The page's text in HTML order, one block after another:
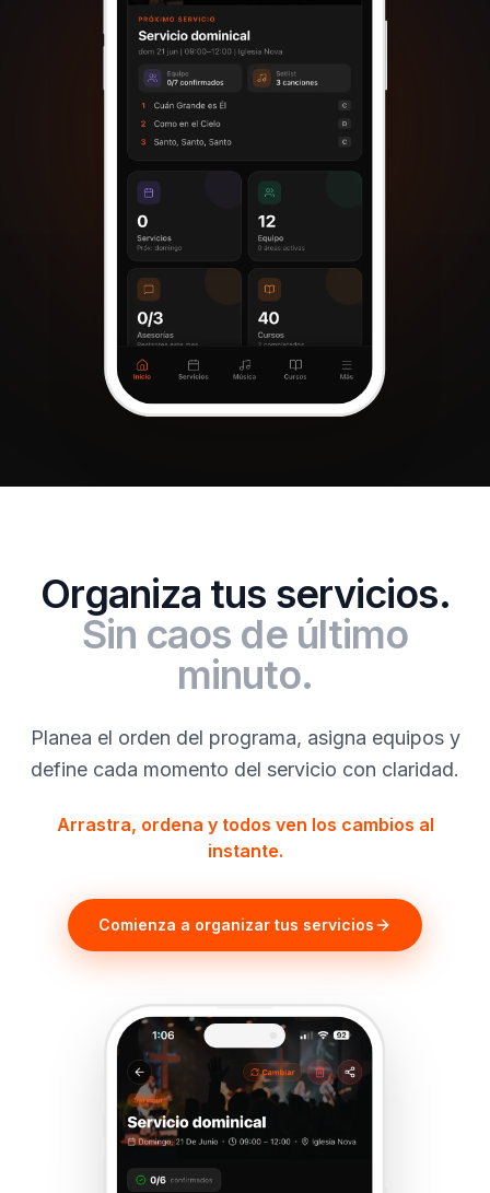
Organiza tus servicios.
Sin caos de último
minuto.
Planea el orden del programa, asigna equipos y
define cada momento del servicio con claridad.
Arrastra, ordena y todos ven los cambios al
instante.
Comienza a organizar tus servicios